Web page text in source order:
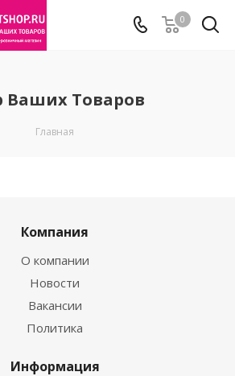
0
Ваших Товаров
Главная
Компания
О компании
Новости
Вакансии
Политика
Информация